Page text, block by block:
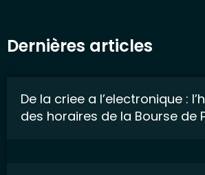
Dernières articles
De la criee a l’electronique :
des horaires de la Bourse de